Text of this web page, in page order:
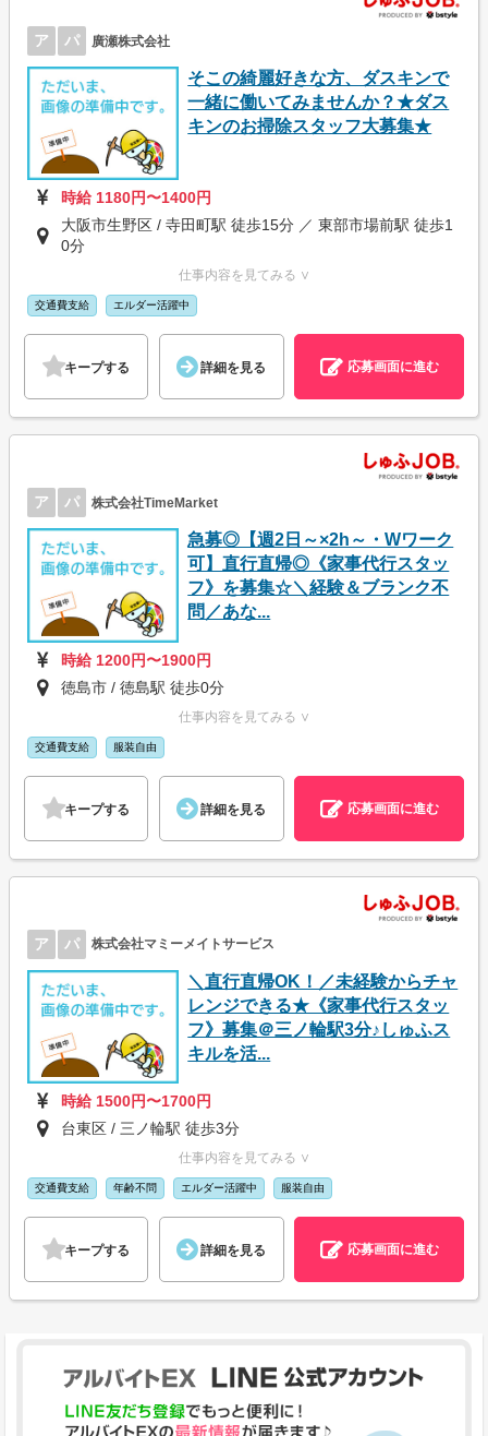
ア パ 廣瀬株式会社
そこの綺麗好きな方、ダスキンで
一緒に働いてみませんか？★ダス
キンのお掃除スタッフ大募集★
時給 1180円〜1400円
大阪市生野区 / 寺田町駅 徒歩15分 ／ 東部市場前駅 徒歩1
0分
仕事内容を見てみる ∨
交通費支給 エルダー活躍中
キープする 詳細を見る 応募画面に進む
ア パ 株式会社TimeMarket
急募◎【週2日～×2h～・Wワーク
可】直行直帰◎《家事代行スタッ
フ》を募集☆＼経験＆ブランク不
問／あな...
時給 1200円〜1900円
徳島市 / 徳島駅 徒歩0分
仕事内容を見てみる ∨
交通費支給 服装自由
キープする 詳細を見る 応募画面に進む
ア パ 株式会社マミーメイトサービス
＼直行直帰OK！／未経験からチャ
レンジできる★《家事代行スタッ
フ》募集＠三ノ輪駅3分♪しゅふス
キルを活...
時給 1500円〜1700円
台東区 / 三ノ輪駅 徒歩3分
仕事内容を見てみる ∨
交通費支給 年齢不問 エルダー活躍中 服装自由
キープする 詳細を見る 応募画面に進む